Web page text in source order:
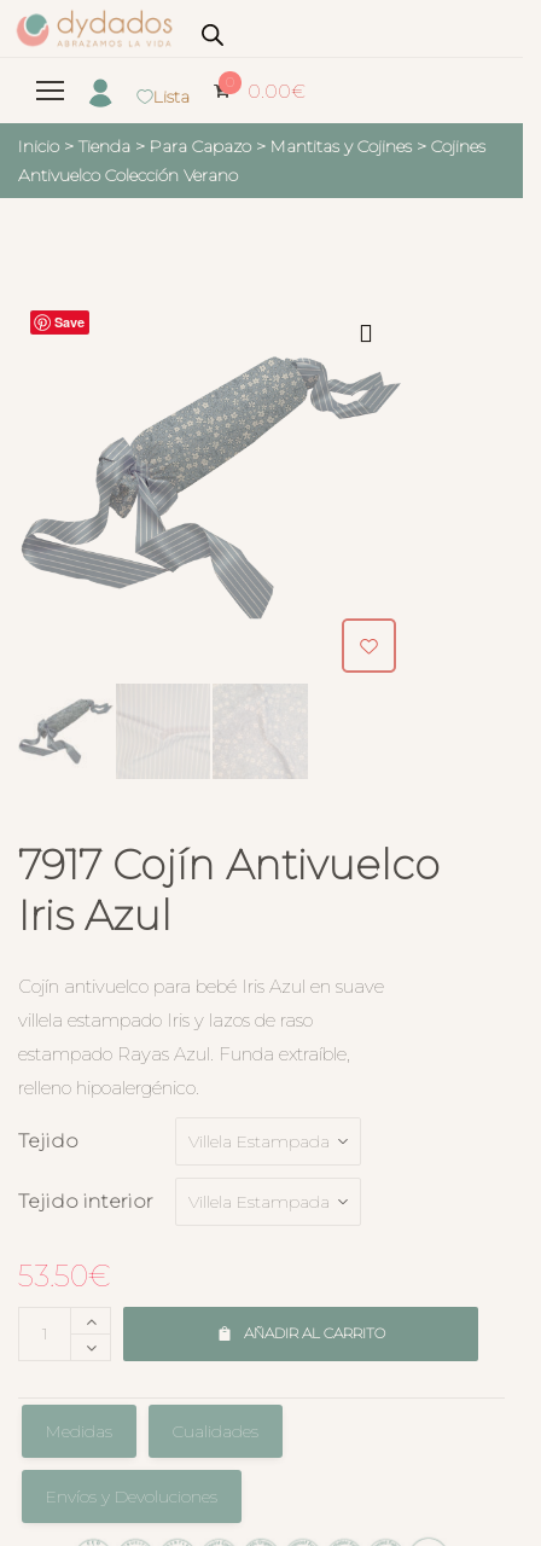
Lista
0 0.00€
Inicio > Tienda > Para Capazo > Mantitas y Cojines > Cojines
Antivuelco Colección Verano
Save
7917 Cojín Antivuelco
Iris Azul
Cojín antivuelco para bebé Iris Azul en suave
villela estampado Iris y lazos de raso
estampado Rayas Azul. Funda extraíble,
relleno hipoalergénico.
Tejido
Tejido interior
53.50€
AÑADIR AL CARRITO
Medidas Cualidades
Envíos y Devoluciones